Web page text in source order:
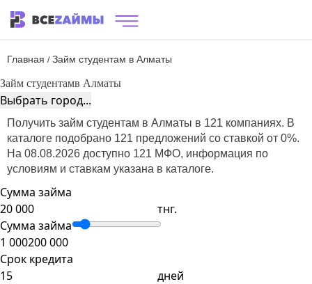
Главная / Займ студентам в Алматы
Займ студентамв Алматы
Выбрать город...
Получить займ студентам в Алматы в 121 компаниях. В
каталоге подобрано 121 предложений со ставкой от 0%.
На 08.08.2026 доступно 121 МФО, информация по
условиям и ставкам указана в каталоге.
Сумма займа
тнг.
Сумма займа
1 000200 000
Срок кредита
дней